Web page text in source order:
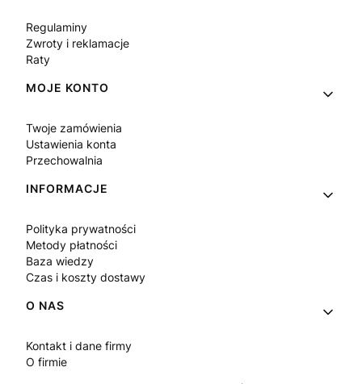
Regulaminy
Zwroty i reklamacje
Raty
MOJE KONTO
Twoje zamówienia
Ustawienia konta
Przechowalnia
INFORMACJE
Polityka prywatności
Metody płatności
Baza wiedzy
Czas i koszty dostawy
O NAS
Kontakt i dane firmy
O firmie